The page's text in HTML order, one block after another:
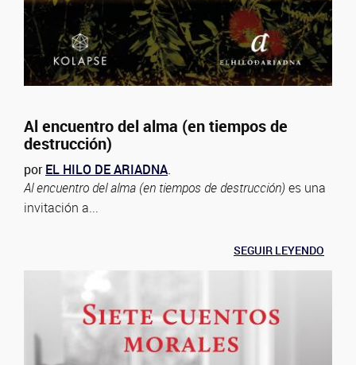
Al encuentro del alma (en tiempos de
destrucción)
porEL HILO DE ARIADNA.
Al encuentro del alma (en tiempos de destrucción) es una
invitación a...
SEGUIR LEYENDO